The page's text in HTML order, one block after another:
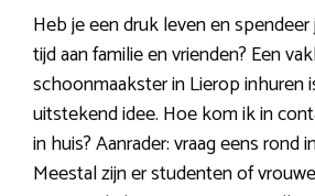
Heb je een druk leven en
tijd aan familie en vrienden? Een
schoonmaakster in Lierop inhuren
uitstekend idee. Hoe kom ik in
in huis? Aanrader: vraag eens rond
Meestal zijn er studenten of